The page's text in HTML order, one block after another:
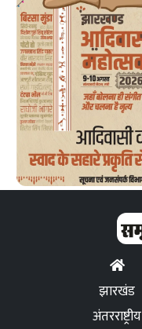
झारखंड
अंतरराष्ट्रीय